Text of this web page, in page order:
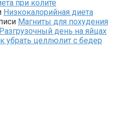
при колите
Низкокалорийная диета
Магниты для похудения
Разгрузочный день на яйцах
убрать целлюлит с бедер